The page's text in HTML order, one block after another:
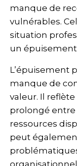
manque de
vulnérables.
situation
un
L’épuisement
manque de
valeur. Il
prolongé entre
ressources
peut